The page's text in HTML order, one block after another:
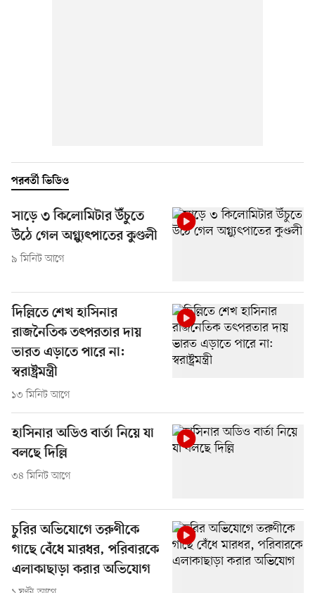
পরবর্তী ভিডিও
সাড়ে ৩ কিলোমিটার উঁচুতে
উঠে গেল অগ্ন্যুৎপাতের কুণ্ডলী
৯ মিনিট আগে
দিল্লিতে শেখ হাসিনার
রাজনৈতিক তৎপরতার দায়
ভারত এড়াতে পারে না:
স্বরাষ্ট্রমন্ত্রী
১৩ মিনিট আগে
হাসিনার অডিও বার্তা নিয়ে যা
বলছে দিল্লি
৩৪ মিনিট আগে
চুরির অভিযোগে তরুণীকে
গাছে বেঁধে মারধর, পরিবারকে
এলাকাছাড়া করার অভিযোগ